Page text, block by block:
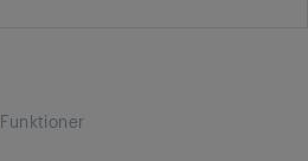
Funktioner